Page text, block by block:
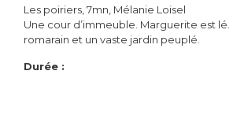
Les poiriers, 7mn, Mélanie Loisel
Une cour d’immeuble. Marguerite est lé.
romarain et un vaste jardin peuplé.
Durée :